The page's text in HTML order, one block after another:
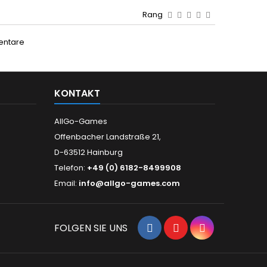
Rang
KONTAKT
AllGo-Games
Offenbacher Landstraße 21,
D-63512 Hainburg
Telefon: +49 (0) 6182-8499908
Email: info@allgo-games.com
Facebook
YouTubeInstagram
FOLGEN SIE UNS